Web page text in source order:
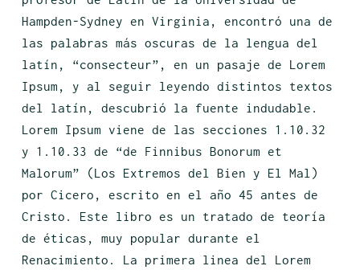
Hampden-Sydney en Virginia, encontró una de
las palabras más oscuras de la lengua del
latín, “consecteur”, en un pasaje de Lorem
Ipsum, y al seguir leyendo distintos textos
del latín, descubrió la fuente indudable.
Lorem Ipsum viene de las secciones 1.10.32
y 1.10.33 de “de Finnibus Bonorum et
Malorum” (Los Extremos del Bien y El Mal)
por Cicero, escrito en el año 45 antes de
Cristo. Este libro es un tratado de teoría
de éticas, muy popular durante el
Renacimiento. La primera linea del Lorem